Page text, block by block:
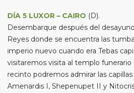
DÍA 5 LUXOR – CAIRO (D).
Desembarque después del
Reyes donde se encuentra las
imperio nuevo cuando era Tebas
visitaremos visita al templo
recinto podremos admirar las
Amenardis I, Shepenupet II y